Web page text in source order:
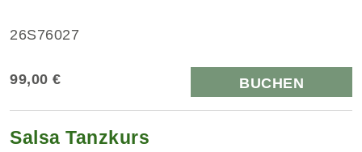
26S76027
99,00 € BUCHEN
Salsa Tanzkurs